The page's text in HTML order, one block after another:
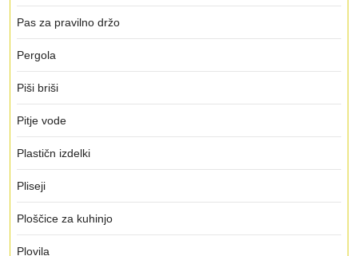
Pas za pravilno držo
Pergola
Piši briši
Pitje vode
Plastičn izdelki
Pliseji
Ploščice za kuhinjo
Plovila